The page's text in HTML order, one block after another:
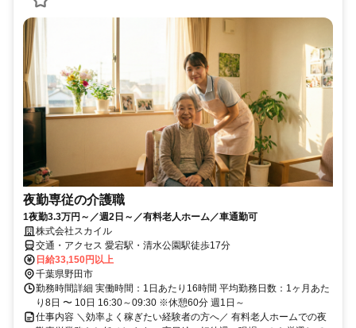
夜勤専従の介護職
1夜勤3.3万円～／週2日～／有料老人ホーム／車通勤可
株式会社スカイル
交通・アクセス 愛宕駅・清水公園駅徒歩17分
日給33,150円以上
千葉県野田市
勤務時間詳細 実働時間：1日あたり16時間 平均勤務日数：1ヶ月あた
り8日 〜 10日 16:30～09:30 ※休憩60分 週1日～
仕事内容 ＼効率よく稼ぎたい経験者の方へ／ 有料老人ホームでの夜